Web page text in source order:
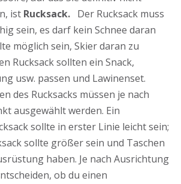
ist Rucksack. Der Rucksack muss
sein, es darf kein Schnee daran
möglich sein, Skier daran zu
Rucksack sollten ein Snack,
usw. passen und Lawinenset.
des Rucksacks müssen je nach
ausgewählt werden. Ein
sollte in erster Linie leicht sein;
sollte größer sein und Taschen
haben. Je nach Ausrichtung
ob du einen